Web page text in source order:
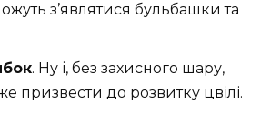
з’являтися бульбашки та
. Ну і, без захисного шару,
призвести до розвитку цвілі.